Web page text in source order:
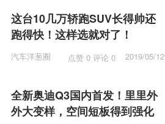
这台10几万轿跑SUV长得帅还
跑得快！这样选就对了！
汽车洋葱圈 点赞 0 评论 0
2019/05/12
全新奥迪Q3国内首发！里里外
外大变样，空间短板得到强化